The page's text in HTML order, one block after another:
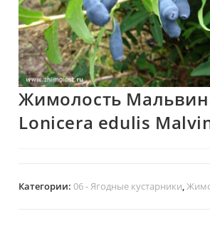
Жимолость
Lonicera edulis
Категории:06 - Ягодные кустарники,